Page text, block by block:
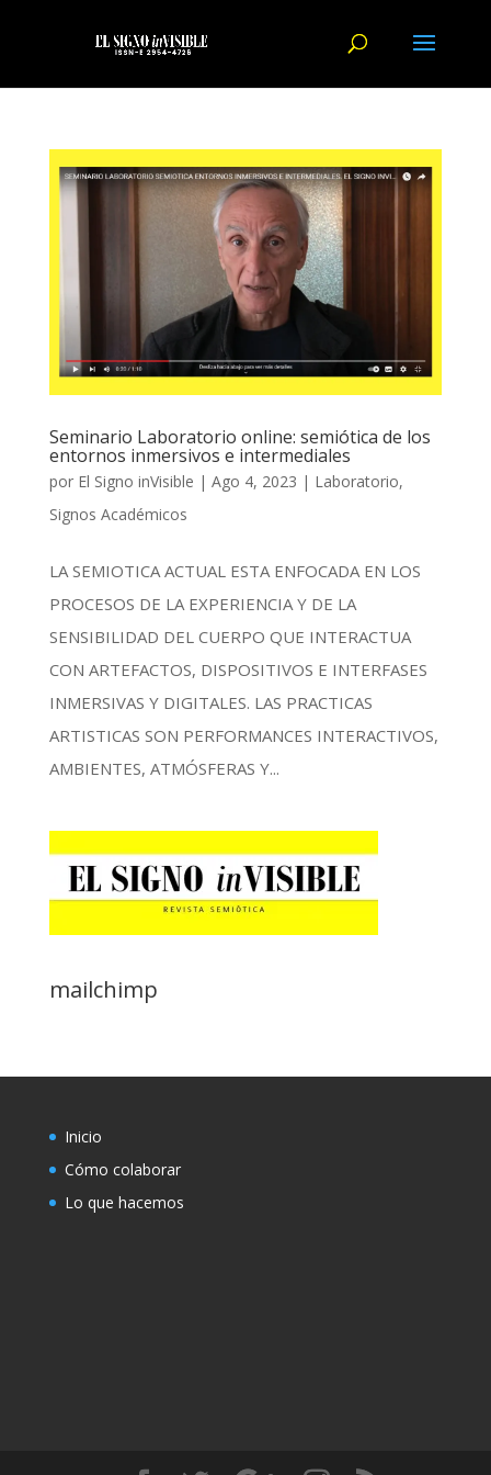
Seminario Laboratorio online: semiótica de los
entornos inmersivos e intermediales
por El Signo inVisible | Ago 4, 2023 | Laboratorio,
Signos Académicos
LA SEMIOTICA ACTUAL ESTA ENFOCADA EN LOS
PROCESOS DE LA EXPERIENCIA Y DE LA
SENSIBILIDAD DEL CUERPO QUE INTERACTUA
CON ARTEFACTOS, DISPOSITIVOS E INTERFASES
INMERSIVAS Y DIGITALES. LAS PRACTICAS
ARTISTICAS SON PERFORMANCES INTERACTIVOS,
AMBIENTES, ATMÓSFERAS Y...
mailchimp
Inicio
Cómo colaborar
Lo que hacemos